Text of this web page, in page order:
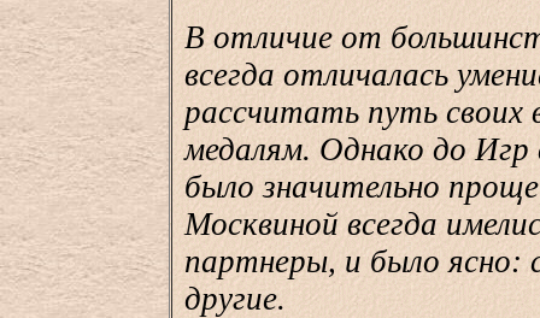
В отличие от
всегда отличалась
рассчитать путь своих
медалям. Однако до
было значительно
Москвиной всегда
партнеры, и было ясно:
другие.